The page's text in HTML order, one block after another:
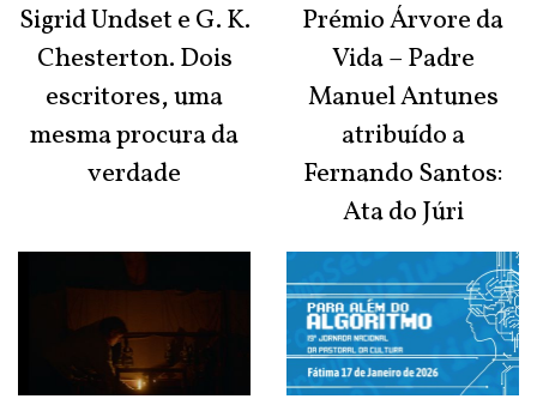
Sigrid Undset e G. K.
Chesterton. Dois
escritores, uma
mesma procura da
verdade
Prémio Árvore da
Vida – Padre
Manuel Antunes
atribuído a
Fernando Santos:
Ata do Júri